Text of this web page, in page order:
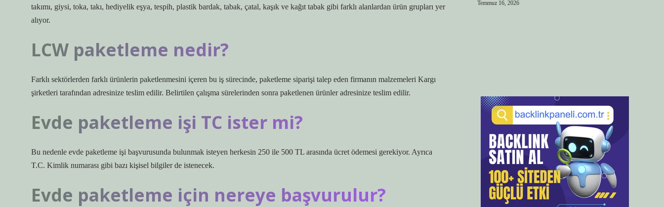
takımı, giysi, toka, takı, hediyelik eşya, tespih, plastik bardak, tabak, çatal, kaşık ve kağıt tabak gibi farklı alanlardan ürün grupları yer
alıyor.
LCW paketleme nedir?
Farklı sektörlerden farklı ürünlerin paketlenmesini içeren bu iş sürecinde, paketleme siparişi talep eden firmanın malzemeleri Kargı
şirketleri tarafından adresinize teslim edilir. Belirtilen çalışma sürelerinden sonra paketlenen ürünler adresinize teslim edilir.
Evde paketleme işi TC ister mi?
Bu nedenle evde paketleme işi başvurusunda bulunmak isteyen herkesin 250 ile 500 TL arasında ücret ödemesi gerekiyor. Ayrıca
T.C. Kimlik numarası gibi bazı kişisel bilgiler de istenecek.
Evde paketleme için nereye başvurulur?
Temmuz 16, 2026